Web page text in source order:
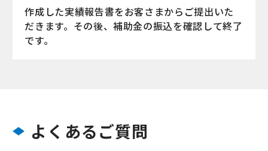
作成した実績報告書をお客さまからご提出いた
だきます。その後、補助金の振込を確認して終了
です。
よくあるご質問